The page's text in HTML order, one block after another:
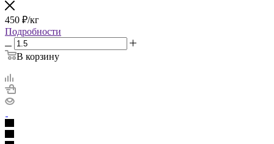
450 ₽/кг
Подробности
В корзину